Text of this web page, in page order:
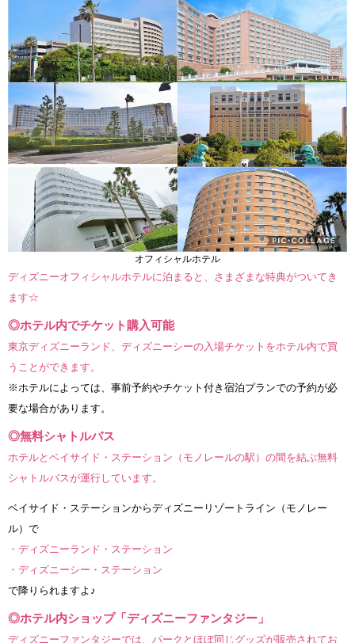
オフィシャルホテル
ディズニーオフィシャルホテルに泊まると、さまざまな特典がついてき
ます☆
◎ホテル内でチケット購入可能
東京ディズニーランド、ディズニーシーの入場チケットをホテル内で買
うことができます。
※ホテルによっては、事前予約やチケット付き宿泊プランでの予約が必
要な場合があります。
◎無料シャトルバス
ホテルとベイサイド・ステーション（モノレールの駅）の間を結ぶ無料
シャトルバスが運行しています。
ベイサイド・ステーションからディズニーリゾートライン（モノレー
ル）で
・ディズニーランド・ステーション
・ディズニーシー・ステーション
で降りられますよ♪
◎ホテル内ショップ「ディズニーファンタジー」
ディズニーファンタジーでは、パークとほぼ同じグッズが販売されてお